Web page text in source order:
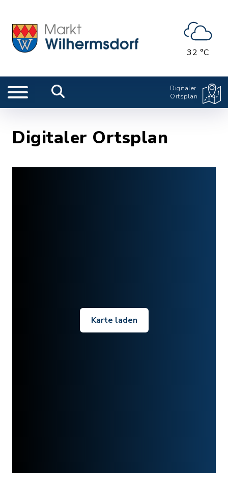
32 °C
Digitaler
Ortsplan
Digitaler Ortsplan
Karte laden